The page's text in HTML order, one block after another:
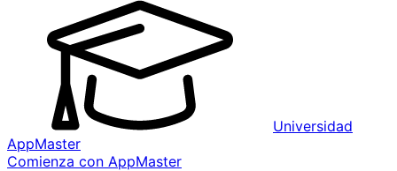
Universidad
AppMaster
Comienza con AppMaster